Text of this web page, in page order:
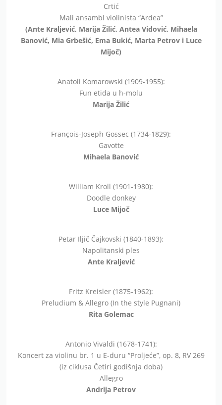
Crtić
Mali ansambl violinista “Ardea”
(Ante Kraljević, Marija Žilić, Antea Vidović, Mihaela
Banović, Mia Grbešić, Ema Bukić, Marta Petrov i Luce
Mijoč)
Anatoli Komarowski (1909-1955):
Fun etida u h-molu
Marija Žilić
François-Joseph Gossec (1734-1829):
Gavotte
Mihaela Banović
William Kroll (1901-1980):
Doodle donkey
Luce Mijoč
Petar Iljič Čajkovski (1840-1893):
Napolitanski ples
Ante Kraljević
Fritz Kreisler (1875-1962):
Preludium & Allegro (In the style Pugnani)
Rita Golemac
Antonio Vivaldi (1678-1741):
Koncert za violinu br. 1 u E-duru “Proljeće”, op. 8, RV 269
(iz ciklusa Četiri godišnja doba)
Allegro
Andrija Petrov